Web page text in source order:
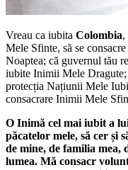
Vreau ca iubita Colombia,
Mele Sfinte, să se
Noaptea; că guvernul tău
iubite Inimii Mele Dragute;
protecția Națiunii Mele
consacrare Inimii Mele
O Inimă cel mai iubit a
păcatelor mele, să cer și
de mine, de familia mea,
lumea. Mă consacr